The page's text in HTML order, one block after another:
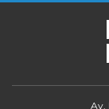
Av.